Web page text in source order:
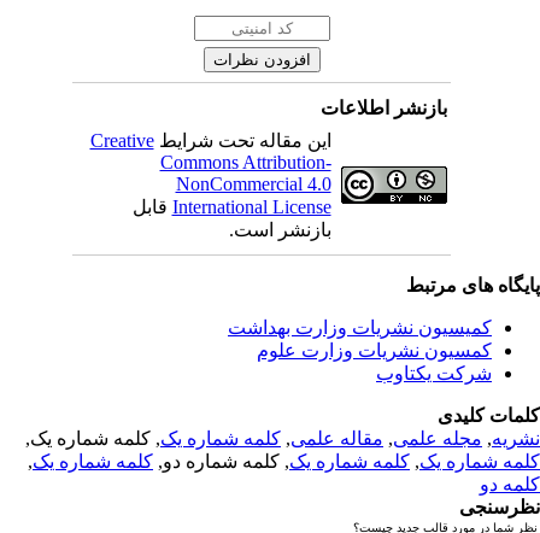
بازنشر اطلاعات
این مقاله تحت شرایطCreative
Commons Attribution-
NonCommercial 4.0
International Licenseقابل
بازنشر است.
های مرتبط
کمیسیون نشریات وزارت بهداشت
کمسیون نشریات وزارت علوم
شرکت یکتاوب
کلیدی
,مجله علمی, مقاله علمی, کلمه شماره یک, کلمه شماره یک,
شماره یک,کلمه شماره یک, کلمه شماره دو,کلمه شماره یک,
دو
شما در مورد قالب جدید چیست؟